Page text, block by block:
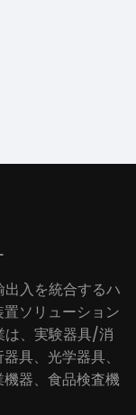
入を統合するハ
ソリューション
は、実験器具/消
具、光学器具、
器、食品検査機